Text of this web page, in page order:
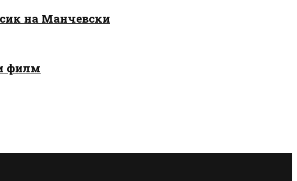
на Манчевски
филм